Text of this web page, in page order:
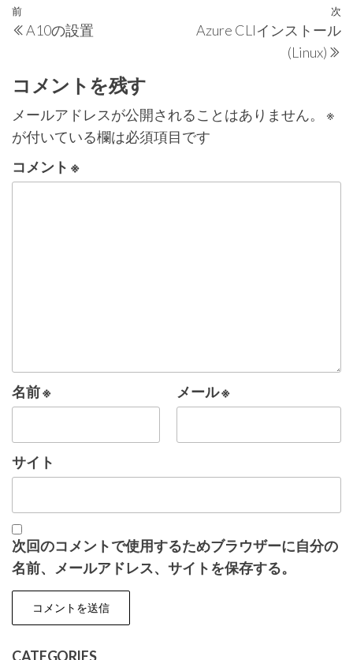
投
稿
ビ
ゲ
ー
シ
過
去
投
前
A10の設置
次
Azure CLIインストール
(Linux)
コメントを残す
メールアドレスが公開されることはありません。
※
が付いている欄は必須項目です
コメント ※
名前※ メール※
サイト
次回のコメントで使用するためブラウザーに自分の
名前、メールアドレス、サイトを保存する。
CATEGORIES